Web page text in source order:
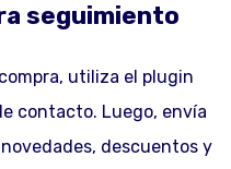
seguimiento
utiliza el plugin
contacto. Luego, envía
descuentos y